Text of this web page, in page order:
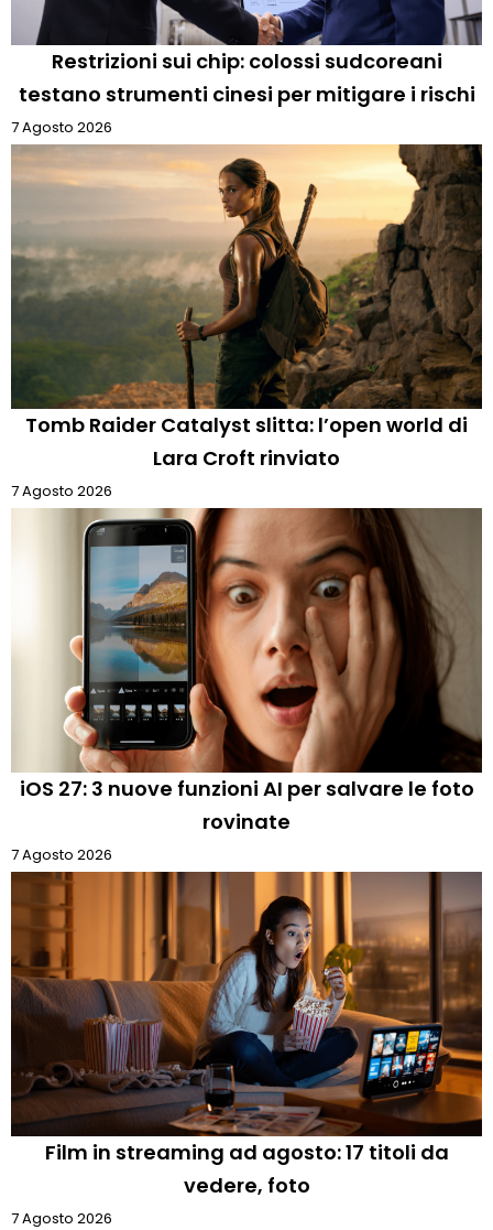
Restrizioni sui chip: colossi sudcoreani
testano strumenti cinesi per mitigare i rischi
7 Agosto 2026
Tomb Raider Catalyst slitta: l’open world di
Lara Croft rinviato
7 Agosto 2026
iOS 27: 3 nuove funzioni AI per salvare le foto
rovinate
7 Agosto 2026
Film in streaming ad agosto: 17 titoli da
vedere, foto
7 Agosto 2026